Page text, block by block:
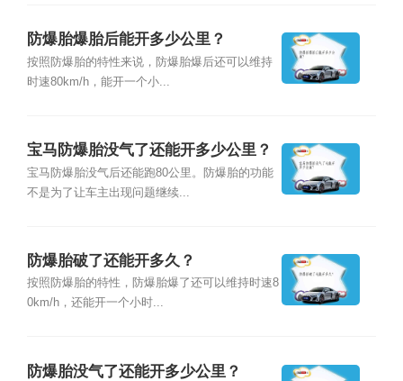
防爆胎爆胎后能开多少公里？
按照防爆胎的特性来说，防爆胎爆后还可以维持
时速80km/h，能开一个小...
宝马防爆胎没气了还能开多少公里？
宝马防爆胎没气后还能跑80公里。防爆胎的功能
不是为了让车主出现问题继续...
防爆胎破了还能开多久？
按照防爆胎的特性，防爆胎爆了还可以维持时速8
0km/h，还能开一个小时...
防爆胎没气了还能开多少公里？